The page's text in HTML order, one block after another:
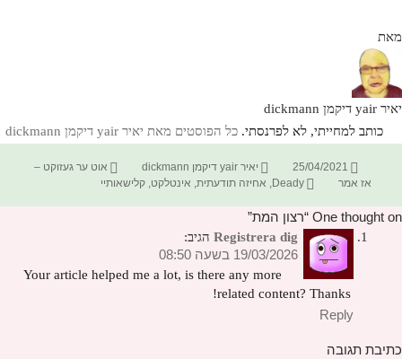
מאת
יאיר yair דיקמן dickmann
כותב למחייתי, לא לפרנסתי. כל הפוסטים מאת יאיר yair דיקמן dickmann‏
פורסם
בתאריך
25/04/2021 מחבר
יאיר yair דיקמן dickmann קטגוריות
אוט ער געזוקט –
אז אמר
תגיות
Deady
, אחיזה תודעתית, אינטלקט,קלישאותיי
One thought on “רצון המת”
Registrera dig הגיב:
19/03/2026 בשעה 08:50
Your article helped me a lot, is there any more
related content? Thanks!
Reply
כתיבת תגובה